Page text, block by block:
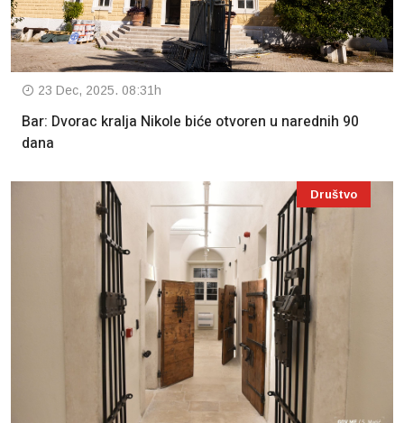
23 Dec, 2025. 08:31h
Bar: Dvorac kralja Nikole biće otvoren u narednih 90
dana
Društvo